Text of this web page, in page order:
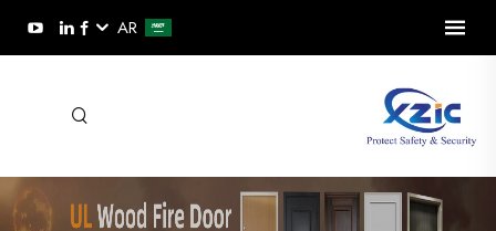
AR